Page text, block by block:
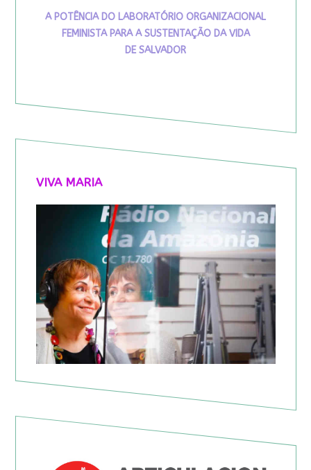
A POTÊNCIA DO LABORATÓRIO ORGANIZACIONAL
FEMINISTA PARA A SUSTENTAÇÃO DA VIDA
DE SALVADOR
VIVA MARIA